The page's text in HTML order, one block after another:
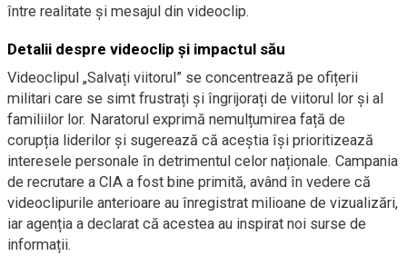
între realitate și mesajul din videoclip.
Detalii despre videoclip și impactul său
Videoclipul „Salvați viitorul” se concentrează pe ofițerii
militari care se simt frustrați și îngrijorați de viitorul lor și al
familiilor lor. Naratorul exprimă nemulțumirea față de
corupția liderilor și sugerează că aceștia își prioritizează
interesele personale în detrimentul celor naționale. Campania
de recrutare a CIA a fost bine primită, având în vedere că
videoclipurile anterioare au înregistrat milioane de vizualizări,
iar agenția a declarat că acestea au inspirat noi surse de
informații.